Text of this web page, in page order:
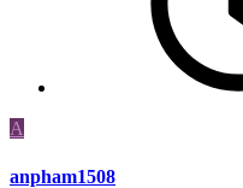
A
anpham1508